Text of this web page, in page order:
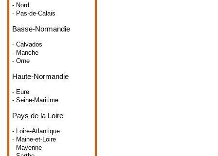
- Nord
- Pas-de-Calais
Basse-Normandie
- Calvados
- Manche
- Orne
Haute-Normandie
- Eure
- Seine-Maritime
Pays de la Loire
- Loire-Atlantique
- Maine-et-Loire
- Mayenne